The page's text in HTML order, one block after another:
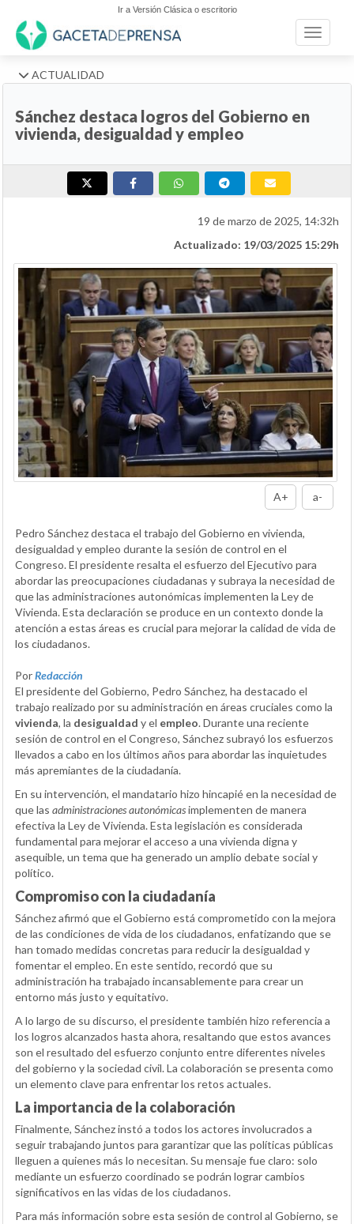
Ir a Versión Clásica o escritorio
Toggle
ACTUALIDAD
Sánchez destaca logros del Gobierno en
vivienda, desigualdad y empleo
19 de marzo de 2025, 14:32h
Actualizado: 19/03/2025 15:29h
A+ a-
Pedro Sánchez destaca el trabajo del Gobierno en vivienda,
desigualdad y empleo durante la sesión de control en el
Congreso. El presidente resalta el esfuerzo del Ejecutivo para
abordar las preocupaciones ciudadanas y subraya la necesidad de
que las administraciones autonómicas implementen la Ley de
Vivienda. Esta declaración se produce en un contexto donde la
atención a estas áreas es crucial para mejorar la calidad de vida de
los ciudadanos.
PorRedacción
El presidente del Gobierno, Pedro Sánchez, ha destacado el
trabajo realizado por su administración en áreas cruciales como la
vivienda, la desigualdad y el empleo. Durante una reciente
sesión de control en el Congreso, Sánchez subrayó los esfuerzos
llevados a cabo en los últimos años para abordar las inquietudes
más apremiantes de la ciudadanía.
En su intervención, el mandatario hizo hincapié en la necesidad de
que las administraciones autonómicasimplementen de manera
efectiva la Ley de Vivienda. Esta legislación es considerada
fundamental para mejorar el acceso a una vivienda digna y
asequible, un tema que ha generado un amplio debate social y
político.
Compromiso con la ciudadanía
Sánchez afirmó que el Gobierno está comprometido con la mejora
de las condiciones de vida de los ciudadanos, enfatizando que se
han tomado medidas concretas para reducir la desigualdad y
fomentar el empleo. En este sentido, recordó que su
administración ha trabajado incansablemente para crear un
entorno más justo y equitativo.
A lo largo de su discurso, el presidente también hizo referencia a
los logros alcanzados hasta ahora, resaltando que estos avances
son el resultado del esfuerzo conjunto entre diferentes niveles
del gobierno y la sociedad civil. La colaboración se presenta como
un elemento clave para enfrentar los retos actuales.
La importancia de la colaboración
Finalmente, Sánchez instó a todos los actores involucrados a
seguir trabajando juntos para garantizar que las políticas públicas
lleguen a quienes más lo necesitan. Su mensaje fue claro: solo
mediante un esfuerzo coordinado se podrán lograr cambios
significativos en las vidas de los ciudadanos.
Para más información sobre esta sesión de control al Gobierno, se